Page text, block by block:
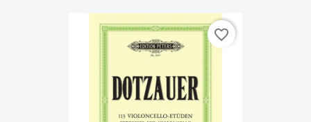
favorite_border